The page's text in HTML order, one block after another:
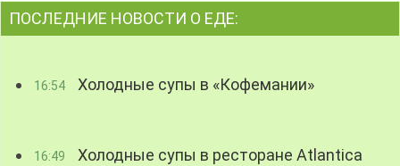
ПОСЛЕДНИЕ НОВОСТИ О ЕДЕ:
16:54 Холодные супы в «Кофемании»
16:49 Холодные супы в ресторане Atlantica